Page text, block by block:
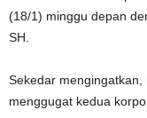
(18/1) minggu depan
SH.
Sekedar
menggugat kedua